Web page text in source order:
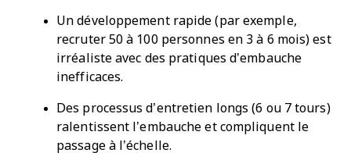
Un développement rapide (par exemple,
recruter 50 à 100 personnes en 3 à 6 mois) est
irréaliste avec des pratiques d’embauche
inefficaces.
Des processus d’entretien longs (6 ou 7 tours)
ralentissent l’embauche et compliquent le
passage à l’échelle.